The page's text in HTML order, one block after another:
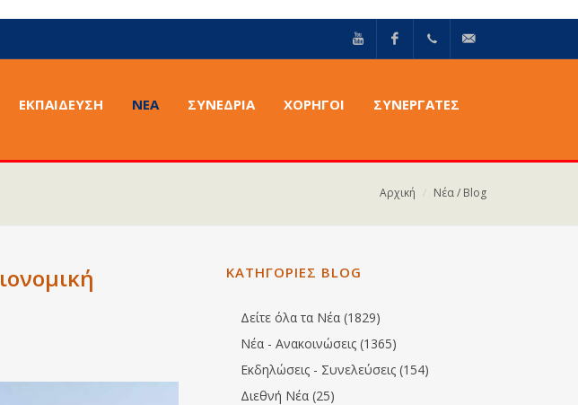
ΕΚΠΑΙΔΕΥΣΗ ΝΈΑ ΣΥΝΈΔΡΙΑ ΧΟΡΗΓΟΙ ΣΥΝΕΡΓΑΤΕΣ
Αρχική Νέα / Blog
ΚΑΤΗΓΟΡΙΕΣ BLOG
Δείτε όλα τα Νέα (1829)
Νέα - Ανακοινώσεις (1365)
Εκδηλώσεις - Συνελεύσεις (154)
Διεθνή Νέα (25)